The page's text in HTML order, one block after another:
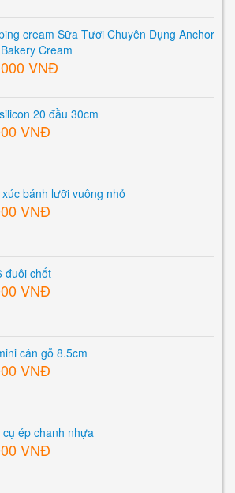
cream Sữa Tươi Chuyên Dụng Anchor
Cream
VNĐ
20 đầu 30cm
VNĐ
bánh lưỡi vuông nhỏ
VNĐ
đuôi chốt
VNĐ
cán gỗ 8.5cm
VNĐ
cụ ép chanh nhựa
VNĐ